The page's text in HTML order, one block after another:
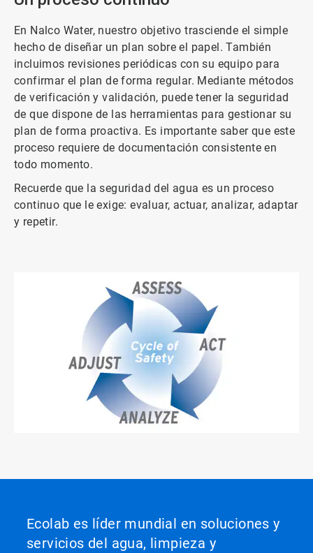
En Nalco Water, nuestro objetivo trasciende el simple
hecho de diseñar un plan sobre el papel. También
incluimos revisiones periódicas con su equipo para
confirmar el plan de forma regular. Mediante métodos
de verificación y validación, puede tener la seguridad
de que dispone de las herramientas para gestionar su
plan de forma proactiva. Es importante saber que este
proceso requiere de documentación consistente en
todo momento.
Recuerde que la seguridad del agua es un proceso
continuo que le exige: evaluar, actuar, analizar, adaptar
y repetir.
Ecolab es líder mundial en soluciones y
servicios del agua, limpieza y